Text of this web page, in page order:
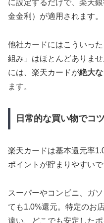
に設定するだけで、楽天
金金利）が適用されます。
他社カードにはこういっ
組み」はほとんどありま
には、楽天カードが絶大な
ます。
日常的な買い物でコ
楽天カードは基本還元率
ポイントが貯まりやすいで
スーパーやコンビニ、ガ
ても1.0%還元。特定のお
違い、どこでも安定したポ